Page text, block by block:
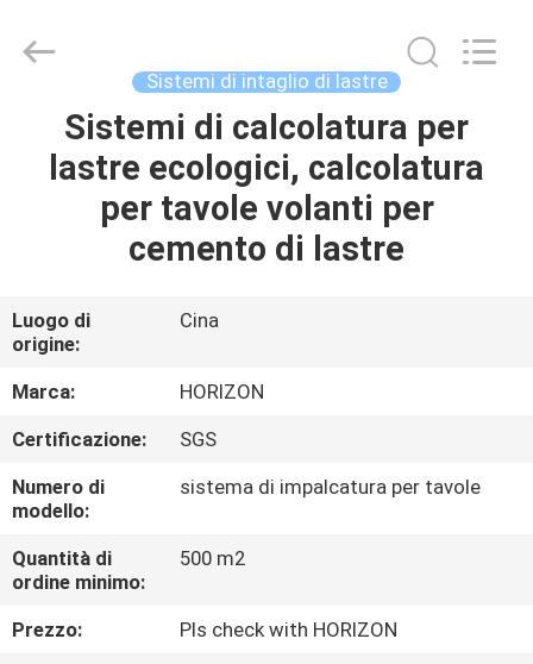
CASA
PRODOTTI
NOI
GIRO
DELLA
FABBRICA
CONTROLLO
DI
QUALITÀ
Rights
Reserved.
Sistemi di intaglio di lastre
Sistemi di calcolatura per
lastre ecologici, calcolatura
per tavole volanti per
cemento di lastre
Luogo di
origine:
Cina
Marca:
HORIZON
Certificazione:
SGS
Numero di
modello:
sistema di impalcatura per tavole
Quantità di
ordine minimo:
500 m2
Prezzo:
Pls check with HORIZON